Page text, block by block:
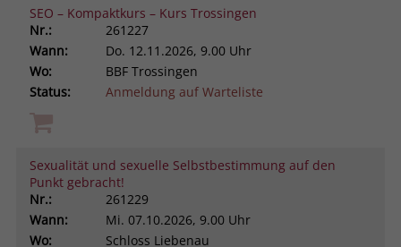
SEO – Kompaktkurs – Kurs Trossingen
Nr.:
261227
Wann:
Do. 12.11.2026, 9.00 Uhr
Wo:
BBF Trossingen
Status:
Anmeldung auf Warteliste
Sexualität und sexuelle Selbstbestimmung auf den
Punkt gebracht!
Nr.:
261229
Wann:
Mi. 07.10.2026, 9.00 Uhr
Wo:
Schloss Liebenau